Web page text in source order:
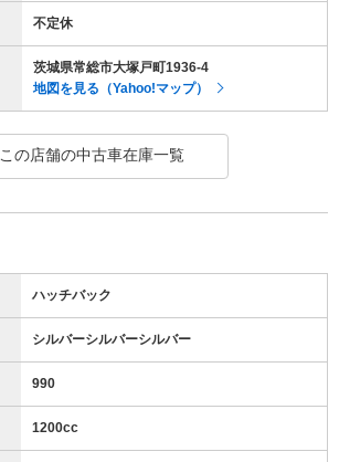
不定休
茨城県常総市大塚戸町1936-4
地図を見る（Yahoo!マップ）
この店舗の中古車在庫一覧
ハッチバック
シルバーシルバーシルバー
990
1200cc